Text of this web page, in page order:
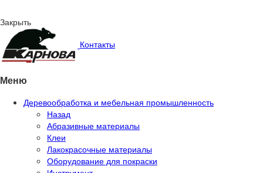
Закрыть
Контакты
Меню
Деревообработка и мебельная промышленность
Назад
Абразивные материалы
Клеи
Лакокрасочные материалы
Оборудование для покраски